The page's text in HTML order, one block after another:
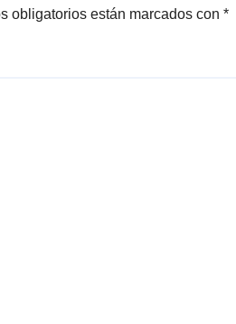
obligatorios están marcados con *